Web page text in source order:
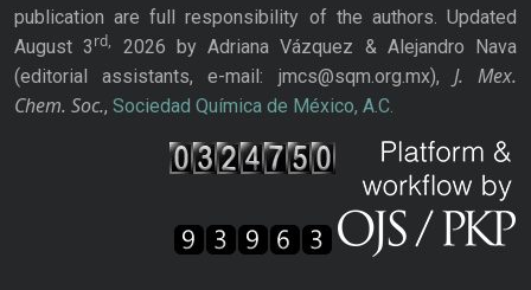
publication are full responsibility of the authors. Updated
August 3rd,
2026 by Adriana Vázquez & Alejandro Nava
(editorial assistants, e-mail: jmcs@sqm.org.mx), J. Mex.
Chem. Soc., Sociedad Química de México, A.C.